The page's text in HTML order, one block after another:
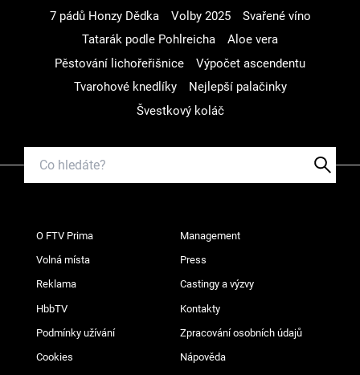
7 pádů Honzy Dědka
Volby 2025
Svařené víno
Tatarák podle Pohlreicha
Aloe vera
Pěstování lichořeřišnice
Výpočet ascendentu
Tvarohové knedlíky
Nejlepší palačinky
Švestkový koláč
O FTV Prima Management
Volná místa Press
Reklama Castingy a výzvy
HbbTV Kontakty
Podmínky užívání Zpracování osobních údajů
Cookies Nápověda